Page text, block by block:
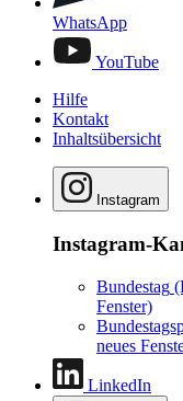
WhatsApp
YouTube
Hilfe
Kontakt
Inhaltsübersicht
Instagram
Instagram-
Bundestag
Fenster)
neues
LinkedIn